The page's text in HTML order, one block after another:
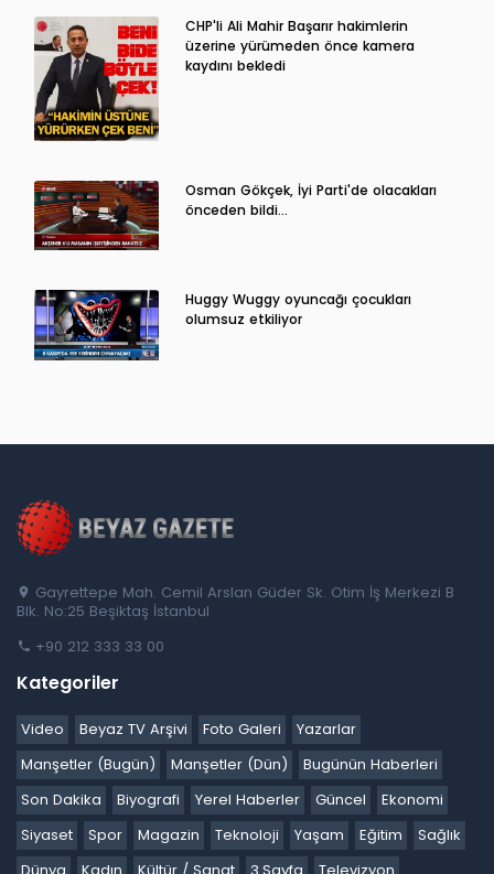
CHP'li Ali Mahir Başarır hakimlerin
üzerine yürümeden önce kamera
kaydını bekledi
Osman Gökçek, İyi Parti'de olacakları
önceden bildi...
Huggy Wuggy oyuncağı çocukları
olumsuz etkiliyor
Gayrettepe Mah. Cemil Arslan Güder Sk. Otim İş Merkezi B
Blk. No:25 Beşiktaş İstanbul
+90 212 333 33 00
Kategoriler
Video Beyaz TV Arşivi Foto Galeri
Yazarlar
Manşetler (Bugün)
Manşetler (Dün)
Bugünün Haberleri
Son Dakika
Biyografi Yerel Haberler Güncel
Ekonomi
Siyaset
Spor Magazin Teknoloji Yaşam Eğitim
Sağlık
Dünya
Kadın Kültür / Sanat 3.Sayfa
Televizyon